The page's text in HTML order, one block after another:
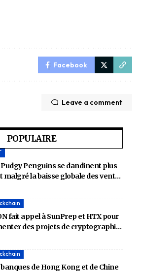
Facebook
Leave a comment
POPULAIRE
Pudgy Penguins se dandinent plus
malgré la baisse globale des ventes
fait appel à SunPrep et HTX pour
des projets de cryptographie
de Hong Kong et de Chine